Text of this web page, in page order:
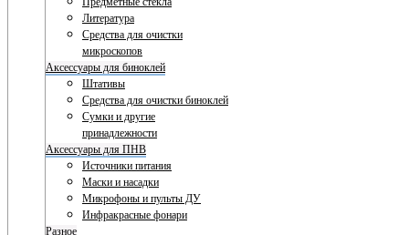
Литература
Средства для очистки
микроскопов
Аксессуары для биноклей
Штативы
Средства для очистки биноклей
Сумки и другие
принадлежности
Аксессуары для ПНВ
Источники питания
Маски и насадки
Микрофоны и пульты ДУ
Инфракрасные фонари
Разное